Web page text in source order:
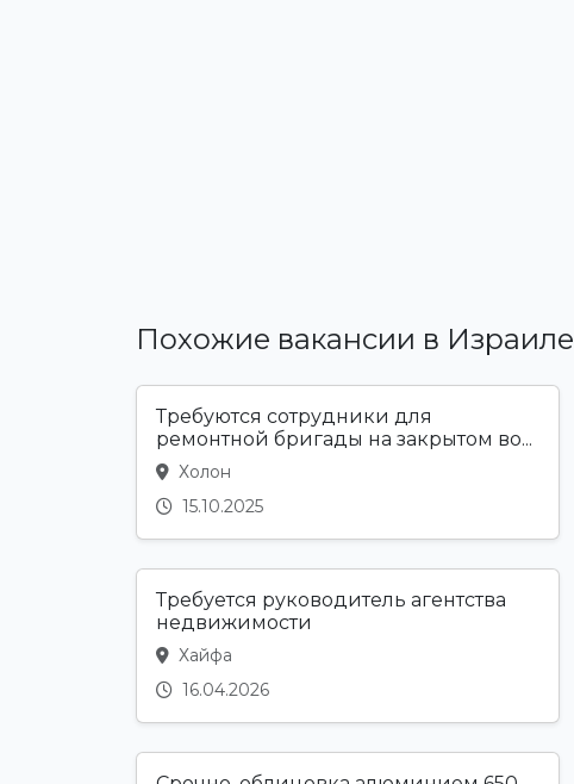
Похожие вакансии в Израиле
Требуются сотрудники для
ремонтной бригады на закрытом во...
Холон
15.10.2025
Требуется руководитель агентства
недвижимости
Хайфа
16.04.2026